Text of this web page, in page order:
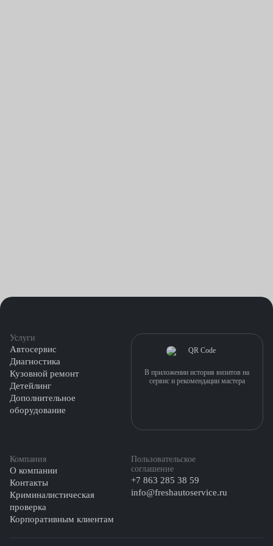
ослабляют привод;
вытаскивают распредвал и клапанные пружины;
снимают колпачки, используя специнструменты;
запрессовывают до упора.
Если уплотнители длительное время не заменялись, также
потребуется очистка камер сгорания от нагара.
Услуги
Автосервис
Диагностика
Кузовной ремонт
Детейлинг
Дополнительное
оборудование
Компания
О компании
Контакты
Криминалистическая
проверка
Корпоративным клиентам
Пользовательское
соглашение
+7 863 285 38 59
info@freshautoservice.ru
В приложении история визитов на
сервис и рекомендации мастера